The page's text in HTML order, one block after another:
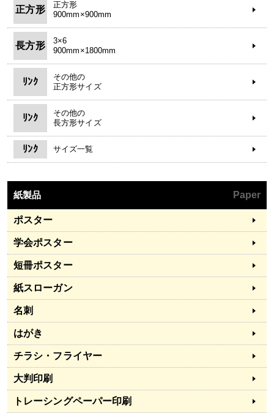
正方形
正方形
900mm×900mm
長方形
3×6
900mm×1800mm
ﾘﾝｸ
その他の
正方形サイズ
ﾘﾝｸ
その他の
長方形サイズ
ﾘﾝｸ サイズ一覧
紙製品 Paper
ポスター
学会ポスター
短冊ポスター
紙スローガン
名刺
はがき
チラシ・フライヤー
大判印刷
トレーシングペーパー印刷